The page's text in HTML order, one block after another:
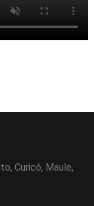
Curicó, Maule,